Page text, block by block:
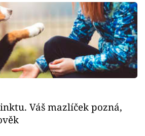
Váš mazlíček pozná,